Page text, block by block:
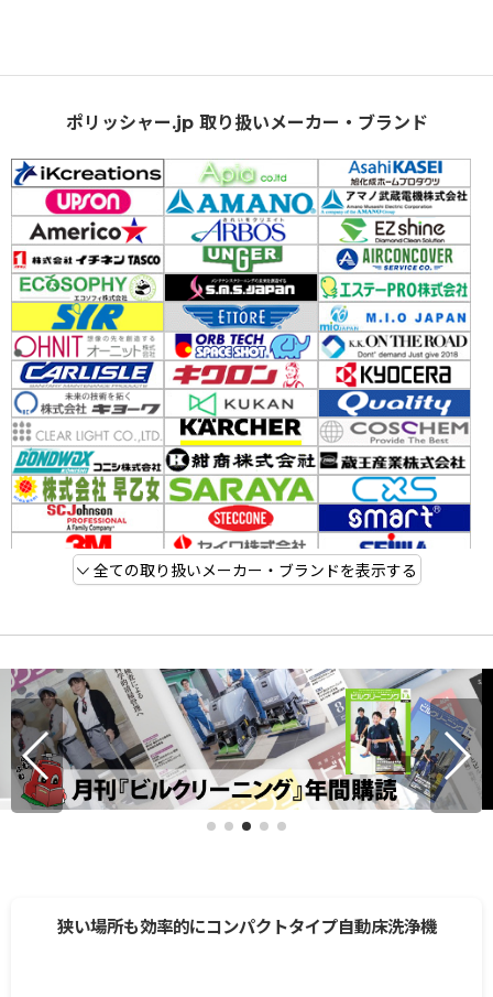
ポリッシャー.jp 取り扱いメーカー・ブランド
全ての取り扱いメーカー・ブランドを表示する
狭い場所も効率的にコンパクトタイプ自動床洗浄機